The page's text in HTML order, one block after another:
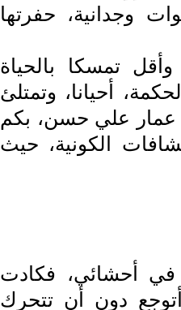
وجدانية، حفرتها
تمسكا بالحياة
أحيانا، وتمتلئ
عمار علي حسن، بكم
الكونية، حيث
في أحشائي، فكادت
دون أن تتحرك